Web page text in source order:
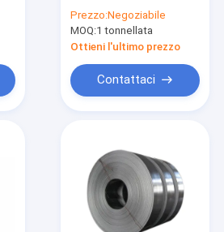
inossidabile, 430
grado della bobina
1,4523 di Inox per
l'industria leggera
Prezzo:Negoziabile
MOQ:1 tonnellata
Ottieni l'ultimo prezzo
Contattaci